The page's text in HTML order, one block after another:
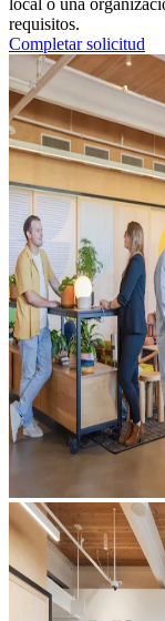
requisitos.
Completar solicitud